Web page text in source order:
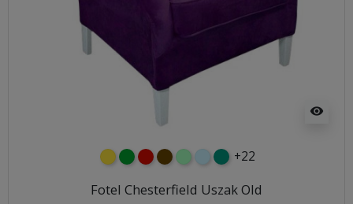
visibility
żółtyzielonyczerwony
czekoladowy
miętowybłękitny
turkusowy
+22
Fotel Chesterfield Uszak Old